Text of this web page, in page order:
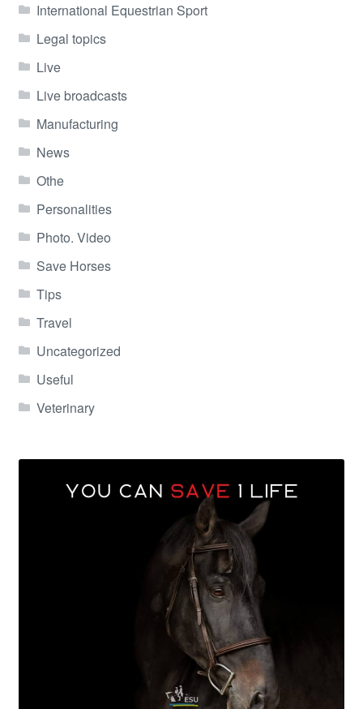
International Equestrian Sport
Legal topics
Live
Live broadcasts
Manufacturing
News
Othe
Personalities
Photo. Video
Save Horses
Tips
Travel
Uncategorized
Useful
Veterinary